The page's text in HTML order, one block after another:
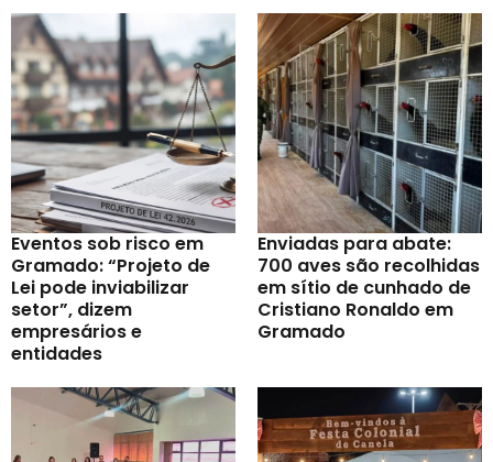
Eventos sob risco em
Gramado: “Projeto de
Lei pode inviabilizar
setor”, dizem
empresários e
entidades
Enviadas para abate:
700 aves são recolhidas
em sítio de cunhado de
Cristiano Ronaldo em
Gramado